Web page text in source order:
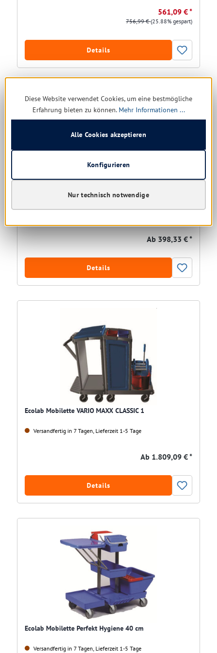
561,09 € *
756,99 €(25.88% gespart)
Details
Vermop Reinigungswagen Varietta
Ab 398,33 € *
Details
Ecolab Mobilette VARIO MAXX CLASSIC 1
Versandfertig in 7 Tagen, Lieferzeit 1-5 Tage
Ab 1.809,09 € *
Details
Ecolab Mobilette Perfekt Hygiene 40 cm
Versandfertig in 7 Tagen, Lieferzeit 1-5 Tage
Diese Website verwendet Cookies, um eine bestmögliche
Erfahrung bieten zu können. Mehr Informationen ...
Nur technisch notwendige
Konfigurieren
Alle Cookies akzeptieren